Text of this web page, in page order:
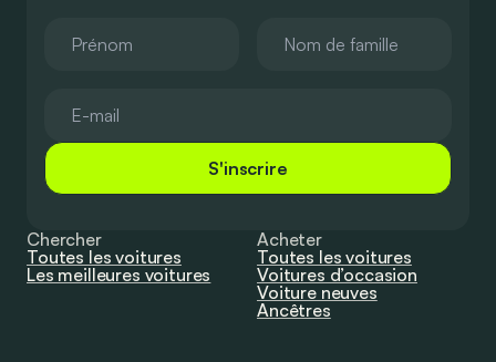
S'inscrire
Chercher
Toutes les voitures
Les meilleures voitures
Acheter
Toutes les voitures
Voitures d’occasion
Voiture neuves
Ancêtres